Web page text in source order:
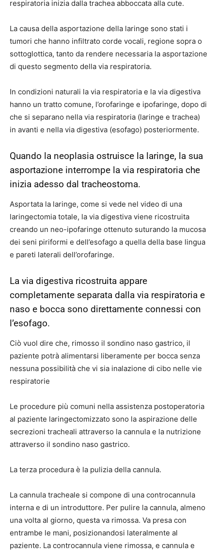
respiratoria inizia dalla trachea abboccata alla cute.
La causa della asportazione della laringe sono stati i
tumori che hanno infiltrato corde vocali, regione sopra o
sottoglottica, tanto da rendere necessaria la asportazione
di questo segmento della via respiratoria.
In condizioni naturali la via respiratoria e la via digestiva
hanno un tratto comune, l’orofaringe e ipofaringe, dopo di
che si separano nella via respiratoria (laringe e trachea)
in avanti e nella via digestiva (esofago) posteriormente.
Quando la neoplasia ostruisce la laringe, la sua
asportazione interrompe la via respiratoria che
inizia adesso dal tracheostoma.
Asportata la laringe, come si vede nel video di una
laringectomia totale, la via digestiva viene ricostruita
creando un neo-ipofaringe ottenuto suturando la mucosa
dei seni piriformi e dell’esofago a quella della base lingua
e pareti laterali dell’orofaringe.
La via digestiva ricostruita appare
completamente separata dalla via respiratoria e
naso e bocca sono direttamente connessi con
l’esofago.
Ciò vuol dire che, rimosso il sondino naso gastrico, il
paziente potrà alimentarsi liberamente per bocca senza
nessuna possibilità che vi sia inalazione di cibo nelle vie
respiratorie
Le procedure più comuni nella assistenza postoperatoria
al paziente laringectomizzato sono la aspirazione delle
secrezioni tracheali attraverso la cannula e la nutrizione
attraverso il sondino naso gastrico.
La terza procedura è la pulizia della cannula.
La cannula tracheale si compone di una controcannula
interna e di un introduttore. Per pulire la cannula, almeno
una volta al giorno, questa va rimossa. Va presa con
entrambe le mani, posizionandosi lateralmente al
paziente. La controcannula viene rimossa, e cannula e